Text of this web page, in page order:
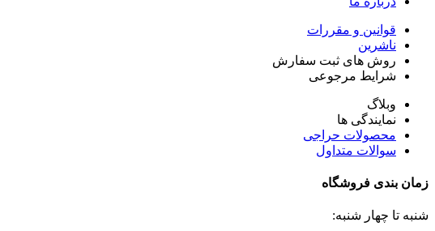
قوانین و مقررات
ناشرین
روش های ثبت سفارش
شرایط مرجوعی
وبلاگ
نمایندگی ها
محصولات حراجی
سوالات متداول
زمان بندی فروشگاه
شنبه تا چهار شنبه: